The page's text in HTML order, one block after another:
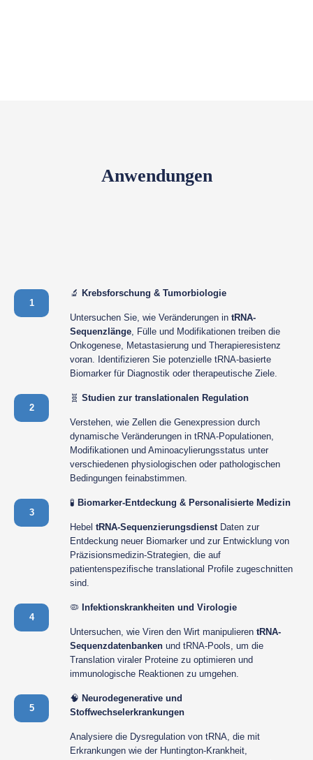
Anwendungen
1
🔬 Krebsforschung & Tumorbiologie
Untersuchen Sie, wie Veränderungen in tRNA-
Sequenzlänge, Fülle und Modifikationen treiben die
Onkogenese, Metastasierung und Therapieresistenz
voran. Identifizieren Sie potenzielle tRNA-basierte
Biomarker für Diagnostik oder therapeutische Ziele.
2
🧬 Studien zur translationalen Regulation
Verstehen, wie Zellen die Genexpression durch
dynamische Veränderungen in tRNA-Populationen,
Modifikationen und Aminoacylierungsstatus unter
verschiedenen physiologischen oder pathologischen
Bedingungen feinabstimmen.
3
🧪 Biomarker-Entdeckung & Personalisierte Medizin
Hebel tRNA-SequenzierungsdienstDaten zur
Entdeckung neuer Biomarker und zur Entwicklung von
Präzisionsmedizin-Strategien, die auf
patientenspezifische translational Profile zugeschnitten
sind.
4
🦠 Infektionskrankheiten und Virologie
Untersuchen, wie Viren den Wirt manipulieren tRNA-
Sequenzdatenbanken und tRNA-Pools, um die
Translation viraler Proteine zu optimieren und
immunologische Reaktionen zu umgehen.
5
🧠 Neurodegenerative und
Stoffwechselerkrankungen
Analysiere die Dysregulation von tRNA, die mit
Erkrankungen wie der Huntington-Krankheit,